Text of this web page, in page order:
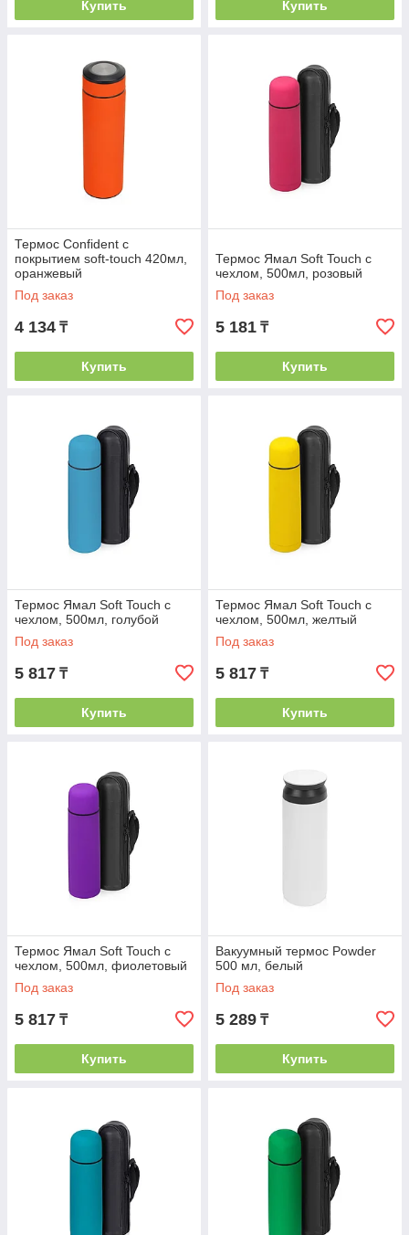
Купить Купить
Термос Confident с
покрытием soft-touch 420мл,
оранжевый
Под заказ
4 134 ₸
Купить
Термос Ямал Soft Touch с
чехлом, 500мл, розовый
Под заказ
5 181 ₸
Купить
Термос Ямал Soft Touch с
чехлом, 500мл, голубой
Под заказ
5 817 ₸
Купить
Термос Ямал Soft Touch с
чехлом, 500мл, желтый
Под заказ
5 817 ₸
Купить
Термос Ямал Soft Touch с
чехлом, 500мл, фиолетовый
Под заказ
5 817 ₸
Купить
Вакуумный термос Powder
500 мл, белый
Под заказ
5 289 ₸
Купить